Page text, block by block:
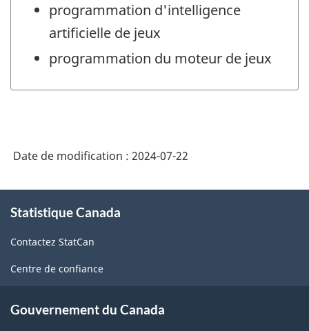
programmation d'intelligence
artificielle de jeux
programmation du moteur de jeux
Date de modification : 2024-07-22
propos
ce
site
Statistique Canada
Contactez StatCan
Centre de confiance
Gouvernement du Canada